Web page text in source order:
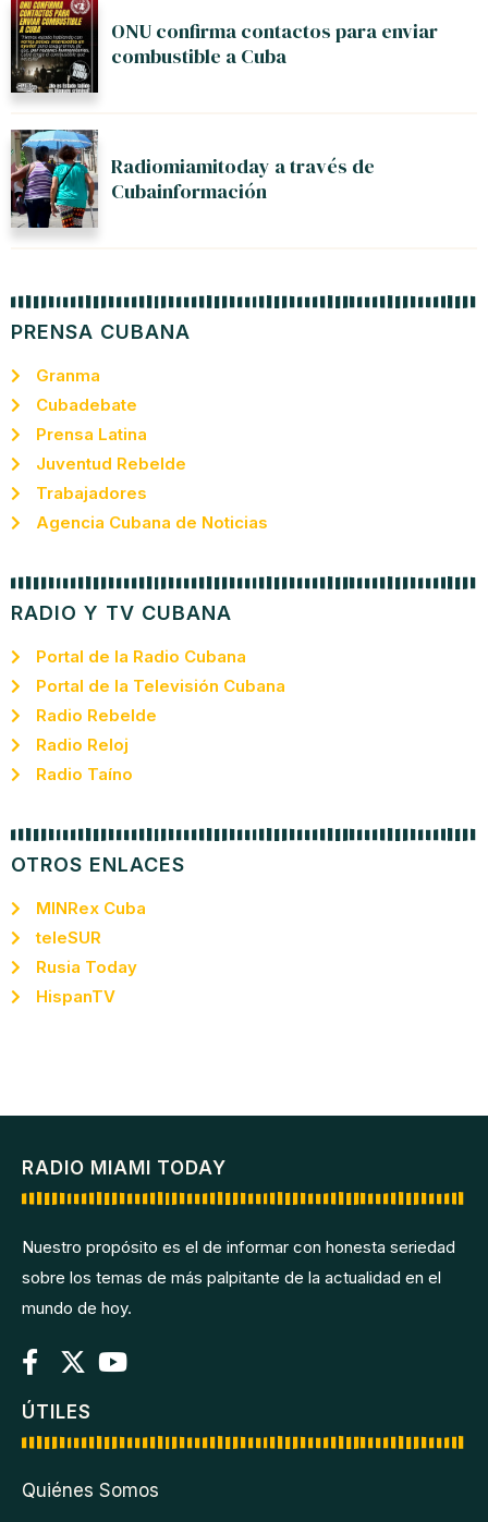
ONU confirma contactos para enviar
combustible a Cuba
Radiomiamitoday a través de
Cubainformación
PRENSA CUBANA
Granma
Cubadebate
Prensa Latina
Juventud Rebelde
Trabajadores
Agencia Cubana de Noticias
RADIO Y TV CUBANA
Portal de la Radio Cubana
Portal de la Televisión Cubana
Radio Rebelde
Radio Reloj
Radio Taíno
OTROS ENLACES
MINRex Cuba
teleSUR
Rusia Today
HispanTV
RADIO MIAMI TODAY
Nuestro propósito es el de informar con honesta seriedad
sobre los temas de más palpitante de la actualidad en el
mundo de hoy.
ÚTILES
Quiénes Somos